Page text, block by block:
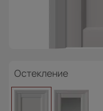
Остекление